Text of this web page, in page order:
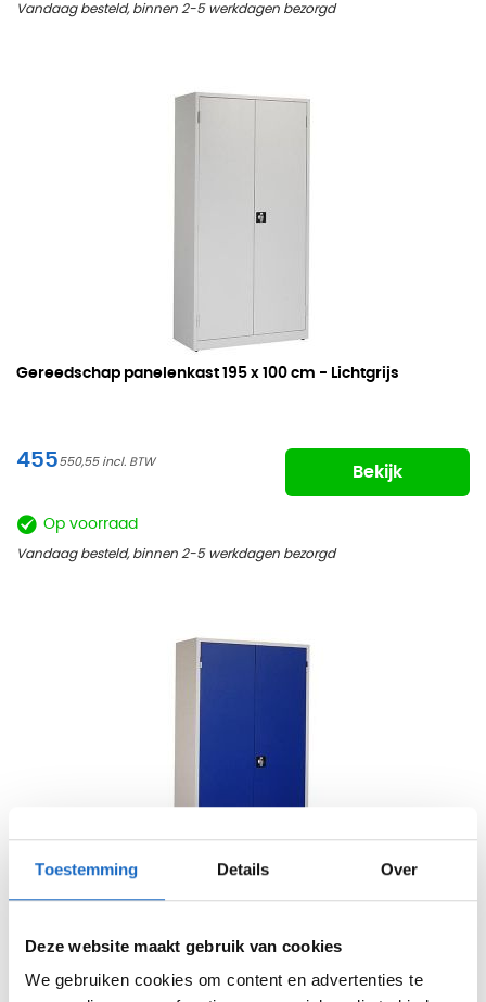
Toestemming Details Over
Deze website maakt gebruik van cookies
We gebruiken cookies om content en advertenties te
Vandaag besteld, binnen 2-5 werkdagen bezorgd
Gereedschap panelenkast 195 x 100 cm - Lichtgrijs
455550,55
Bekijk
Op voorraad
Vandaag besteld, binnen 2-5 werkdagen bezorgd